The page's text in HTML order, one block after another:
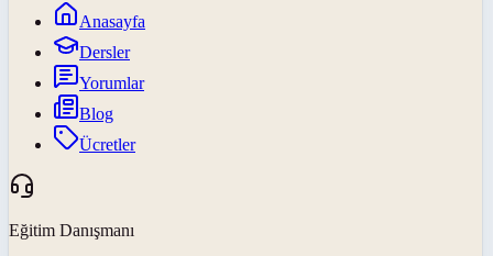
Anasayfa
Dersler
Yorumlar
Blog
Ücretler
Eğitim Danışmanı